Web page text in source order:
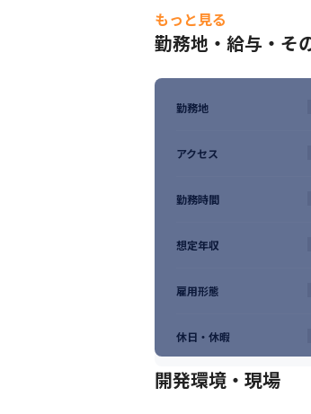
もっと見る
勤務地・給与・そ
勤務地
アクセス
勤務時間
想定年収
雇用形態
休日・休暇
開発環境・現場